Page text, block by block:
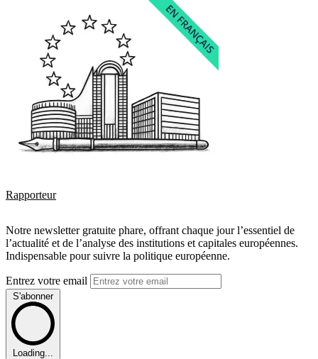
Rapporteur
Notre newsletter gratuite phare, offrant chaque jour l’essentiel de
l’actualité et de l’analyse des institutions et capitales européennes.
Indispensable pour suivre la politique européenne.
Entrez votre email
S'abonner
Loading...